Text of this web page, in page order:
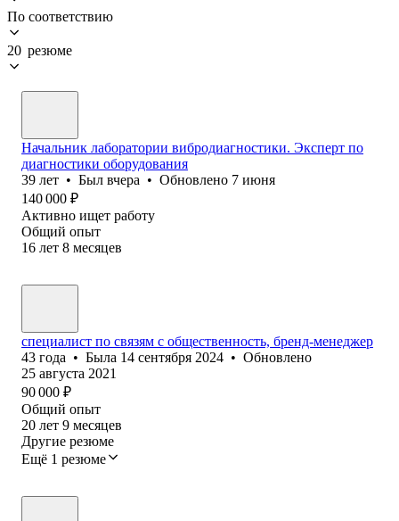
По соответствию
20 резюме
Начальник лаборатории вибродиагностики. Эксперт по
диагностики оборудования
39 лет • Был вчера • Обновлено 7 июня
140 000 ₽
Активно ищет работу
Общий опыт
16 лет 8 месяцев
специалист по связям с общественность, бренд-менеджер
43 года • Была 14 сентября 2024 • Обновлено
25 августа 2021
90 000 ₽
Общий опыт
20 лет 9 месяцев
Другие резюме
Ещё 1 резюме